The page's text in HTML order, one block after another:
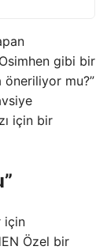
gibi bir
öneriliyor mu?”
için bir
için
Özel bir